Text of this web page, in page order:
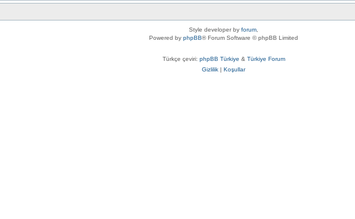
Style developer by forum
Powered by phpBB® Forum Software © phpBB Limited
Türkçe çeviri: phpBB Türkiye & Türkiye Forum
Gizlilik | Koşullar